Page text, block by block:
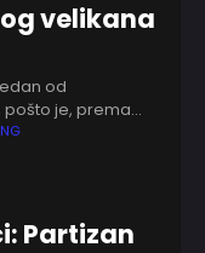
velikana
od
je, prema
Partizan